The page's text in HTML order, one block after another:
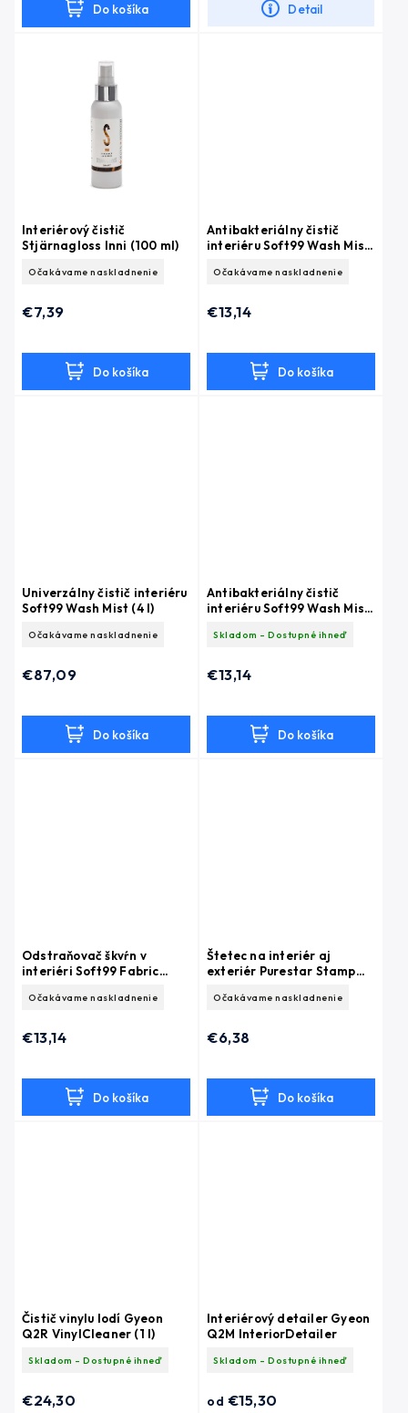
Do košíka Detail
Interiérový čistič
Stjärnagloss Inni (100 ml)
Očakávame naskladnenie
€7,39
Do košíka
Antibakteriálny čistič
interiéru Soft99 Wash Mist
Očakávame naskladnenie
€13,14
Do košíka
Univerzálny čistič interiéru
Soft99 Wash Mist (4 l)
Očakávame naskladnenie
€87,09
Do košíka
Antibakteriálny čistič
interiéru Soft99 Wash Mist
Skladom - Dostupné ihneď
€13,14
Do košíka
Odstraňovač škvŕn v
interiéri Soft99 Fabric
Očakávame naskladnenie
€13,14
Do košíka
Štetec na interiér aj
exteriér Purestar Stamp
Očakávame naskladnenie
€6,38
Do košíka
Čistič vinylu lodí Gyeon
Q2R VinylCleaner (1 l)
Skladom - Dostupné ihneď
€24,30
Interiérový detailer Gyeon
Q2M InteriorDetailer
Skladom - Dostupné ihneď
od €15,30